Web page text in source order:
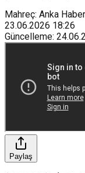
Mahreç: Anka Haber
23.06.2026 18:26
Güncelleme:
Paylaş